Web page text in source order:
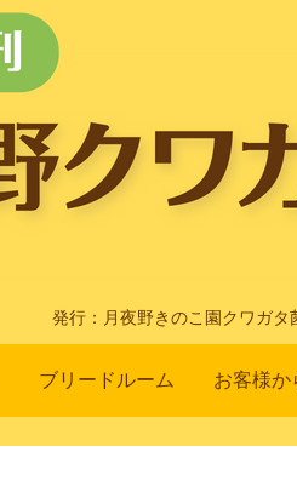
発行：月夜野きのこ園クワガタ
ブリードルーム